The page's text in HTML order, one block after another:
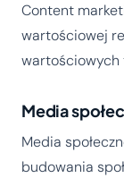
Content
wartościowej
wartościowych
Media
Media
budowania